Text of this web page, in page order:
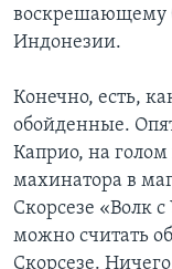
воскрешающему
Индонезии.
Конечно, есть,
обойденные.
Каприо, на
махинатора в
Скорсезе «Волк с
можно считать
Скорсезе.